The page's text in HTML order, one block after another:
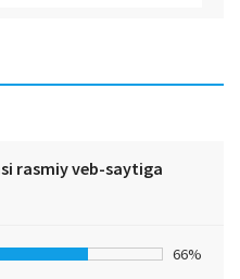
rasmiy veb-saytiga
66%